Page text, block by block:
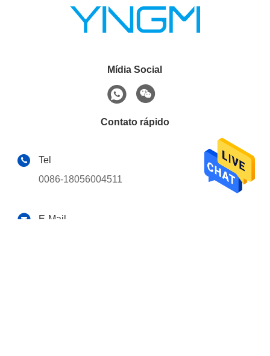
Mídia Social
Contato rápido
Tel
0086-18056004511
E-Mail